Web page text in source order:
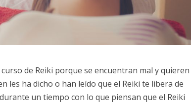
de Reiki porque se encuentran mal y quieren
les ha dicho o han leído que el Reiki te libera de
un tiempo con lo que piensan que el Reiki